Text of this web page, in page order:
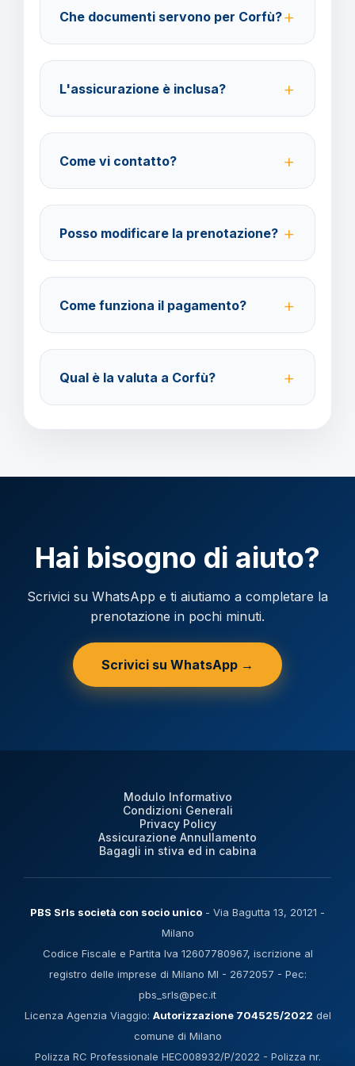
possibile ottenere il rimborso del 100%.
Che documenti servono per Corfù?
per la destinazione scelta.
L'assicurazione è inclusa?
consigliate per coprire spese mediche e
cancellazione viaggio.
Come vi contatto?
amministrazione@barbaviaggi.it, o tramite il sito
barbaviaggi.it.
Posso modificare la prenotazione?
prima della partenza con un costo di 70 euro a
modifica.
Come funziona il pagamento?
Acconto del 40% alla prenotazione, saldo 30 giorni
prima della partenza.
Qual è la valuta a Corfù?
Hai bisogno di aiuto?
Scrivici su WhatsApp e ti aiutiamo a completare la
prenotazione in pochi minuti.
Scrivici su WhatsApp →
Modulo Informativo
Condizioni Generali
Privacy Policy
Assicurazione Annullamento
Bagagli in stiva ed in cabina
PBS Srls società con socio unico - Via Bagutta 13, 20121 -
Milano
Codice Fiscale e Partita Iva 12607780967, iscrizione al
registro delle imprese di Milano MI - 2672057 - Pec:
pbs_srls@pec.it
Licenza Agenzia Viaggio: Autorizzazione 704525/2022 del
comune di Milano
Polizza RC Professionale HEC008932/P/2022 - Polizza nr.